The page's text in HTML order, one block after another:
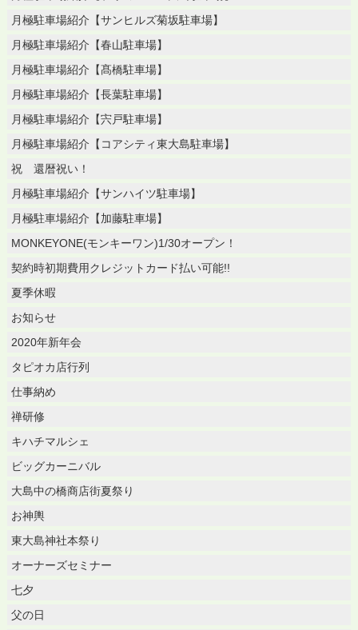
月極駐車場紹介【サンヒルズ菊坂駐車場】
月極駐車場紹介【春山駐車場】
月極駐車場紹介【髙橋駐車場】
月極駐車場紹介【長葉駐車場】
月極駐車場紹介【宍戸駐車場】
月極駐車場紹介【コアシティ東大島駐車場】
祝 還暦祝い！
月極駐車場紹介【サンハイツ駐車場】
月極駐車場紹介【加藤駐車場】
MONKEYONE(モンキーワン)1/30オープン！
契約時初期費用クレジットカード払い可能!!
夏季休暇
お知らせ
2020年新年会
タピオカ店行列
仕事納め
禅研修
キハチマルシェ
ビッグカーニバル
大島中の橋商店街夏祭り
お神輿
東大島神社本祭り
オーナーズセミナー
七夕
父の日